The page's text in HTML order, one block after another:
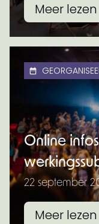
Meer lezen
Online
22 september
Meer lezen